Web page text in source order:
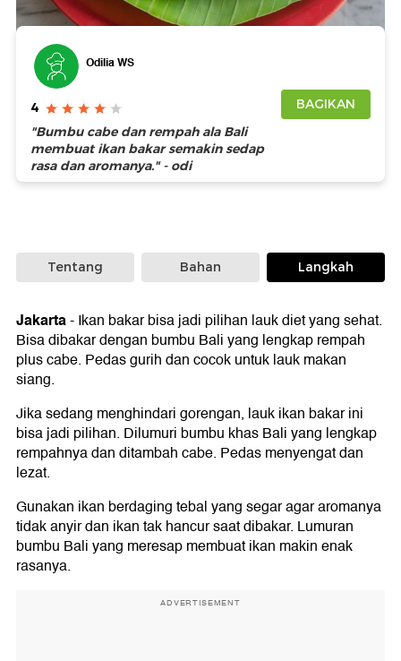
Foto: Getty Images
Odilia WS
4
"Bumbu cabe dan rempah ala Bali
membuat ikan bakar semakin sedap
rasa dan aromanya." - odi
BAGIKAN
Tentang Bahan Langkah
Jakarta-Ikan bakar bisa jadi pilihan lauk diet yang sehat.
Bisa dibakar dengan bumbu Bali yang lengkap rempah
plus cabe. Pedas gurih dan cocok untuk lauk makan
siang.
Jika sedang menghindari gorengan, lauk ikan bakar ini
bisa jadi pilihan. Dilumuri bumbu khas Bali yang lengkap
rempahnya dan ditambah cabe. Pedas menyengat dan
lezat.
Gunakan ikan berdaging tebal yang segar agar aromanya
tidak anyir dan ikan tak hancur saat dibakar. Lumuran
bumbu Bali yang meresap membuat ikan makin enak
rasanya.
ADVERTISEMENT